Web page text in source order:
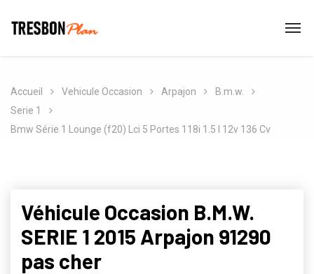
Accueil Vehicule Occasion Arpajon
B.m.w.
Serie 1
Bmw Série 1 Lounge (f20) Lci 5 Portes 118i 1.5 I 12v 136 Cv
Véhicule Occasion B.M.W.
SERIE 1 2015 Arpajon 91290
pas cher